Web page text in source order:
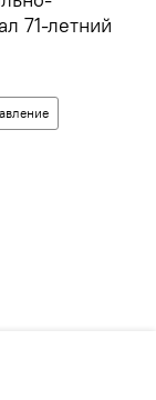
71-летний